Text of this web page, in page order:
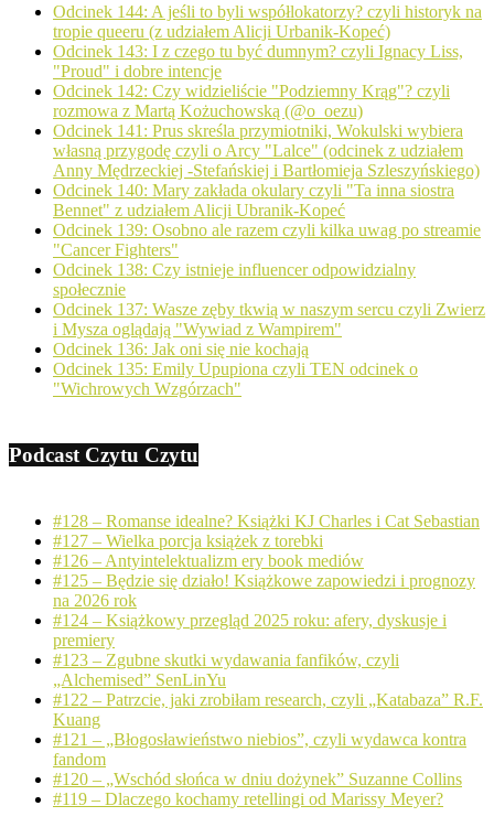
Odcinek 144: A jeśli to byli współlokatorzy? czyli historyk na
tropie queeru (z udziałem Alicji Urbanik-Kopeć)
Odcinek 143: I z czego tu być dumnym? czyli Ignacy Liss,
"Proud" i dobre intencje
Odcinek 142: Czy widzieliście "Podziemny Krąg"? czyli
rozmowa z Martą Kożuchowską (@o_oezu)
Odcinek 141: Prus skreśla przymiotniki, Wokulski wybiera
własną przygodę czyli o Arcy "Lalce" (odcinek z udziałem
Anny Mędrzeckiej -Stefańskiej i Bartłomieja Szleszyńskiego)
Odcinek 140: Mary zakłada okulary czyli "Ta inna siostra
Bennet" z udziałem Alicji Ubranik-Kopeć
Odcinek 139: Osobno ale razem czyli kilka uwag po streamie
"Cancer Fighters"
Odcinek 138: Czy istnieje influencer odpowidzialny
społecznie
Odcinek 137: Wasze zęby tkwią w naszym sercu czyli Zwierz
i Mysza oglądają "Wywiad z Wampirem"
Odcinek 136: Jak oni się nie kochają
Odcinek 135: Emily Upupiona czyli TEN odcinek o
"Wichrowych Wzgórzach"
Podcast Czytu Czytu
#128 – Romanse idealne? Książki KJ Charles i Cat Sebastian
#127 – Wielka porcja książek z torebki
#126 – Antyintelektualizm ery book mediów
#125 – Będzie się działo! Książkowe zapowiedzi i prognozy
na 2026 rok
#124 – Książkowy przegląd 2025 roku: afery, dyskusje i
premiery
#123 – Zgubne skutki wydawania fanfików, czyli
„Alchemised” SenLinYu
#122 – Patrzcie, jaki zrobiłam research, czyli „Katabaza” R.F.
Kuang
#121 – „Błogosławieństwo niebios”, czyli wydawca kontra
fandom
#120 – „Wschód słońca w dniu dożynek” Suzanne Collins
#119 – Dlaczego kochamy retellingi od Marissy Meyer?